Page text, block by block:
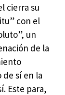
cierra su
con el
un
de la
sí en la
Este para,